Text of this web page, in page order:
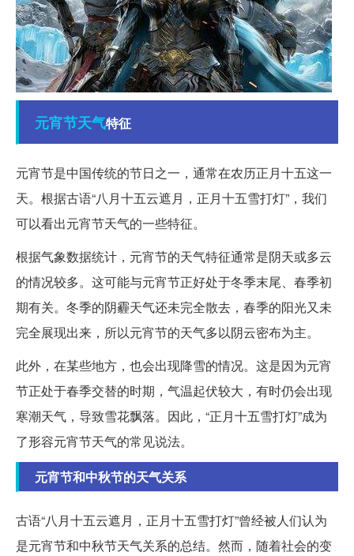
元宵节天气特征
元宵节是中国传统的节日之一，通常在农历正月十五这一
天。根据古语“八月十五云遮月，正月十五雪打灯”，我们
可以看出元宵节天气的一些特征。
根据气象数据统计，元宵节的天气特征通常是阴天或多云
的情况较多。这可能与元宵节正好处于冬季末尾、春季初
期有关。冬季的阴霾天气还未完全散去，春季的阳光又未
完全展现出来，所以元宵节的天气多以阴云密布为主。
此外，在某些地方，也会出现降雪的情况。这是因为元宵
节正处于春季交替的时期，气温起伏较大，有时仍会出现
寒潮天气，导致雪花飘落。因此，“正月十五雪打灯”成为
了形容元宵节天气的常见说法。
元宵节和中秋节的天气关系
古语“八月十五云遮月，正月十五雪打灯”曾经被人们认为
是元宵节和中秋节天气关系的总结。然而，随着社会的变